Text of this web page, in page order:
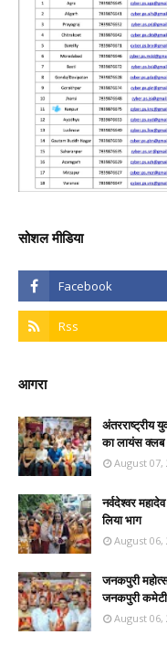
सोशल मीडिया
आगरा
अंतरराष्ट्रीय
का लायंस क्लब
August 07,
नर्वदेश्वर
लिया भाग
August 06,
जनकपुरी
जनकपुरी
August 06,